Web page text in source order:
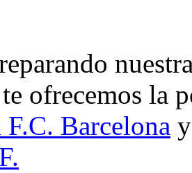
ofrecemos la
Barcelona